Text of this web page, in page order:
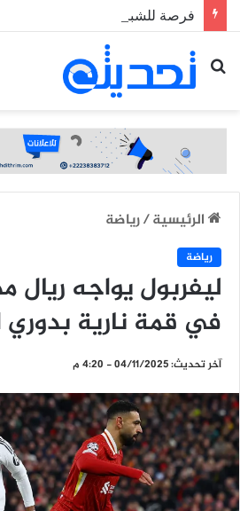
بحث
عن
الرئيسية/رياضة
رياضة
ليفربول يواجه ريال
في قمة نارية بدوري
آخر تحديث: 04/11/2025 - 4:20 م